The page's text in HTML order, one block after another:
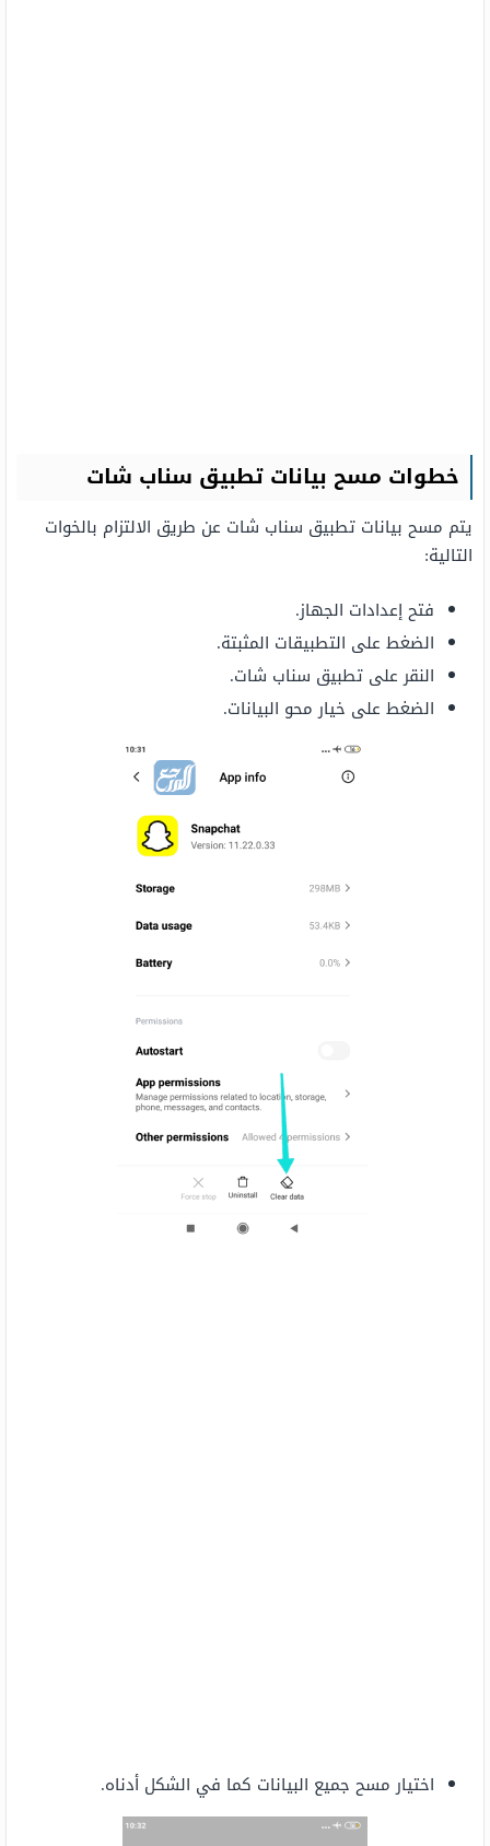
خطوات مسح بيانات تطبيق سناب شات
يتم مسح بيانات تطبيق سناب شات عن طريق الالتزام بالخوات
التالية:
فتح إعدادات الجهاز.
الضغط على التطبيقات المثبتة.
النقر على تطبيق سناب شات.
الضغط على خيار محو البيانات.
اختيار مسح جميع البيانات كما في الشكل أدناه.